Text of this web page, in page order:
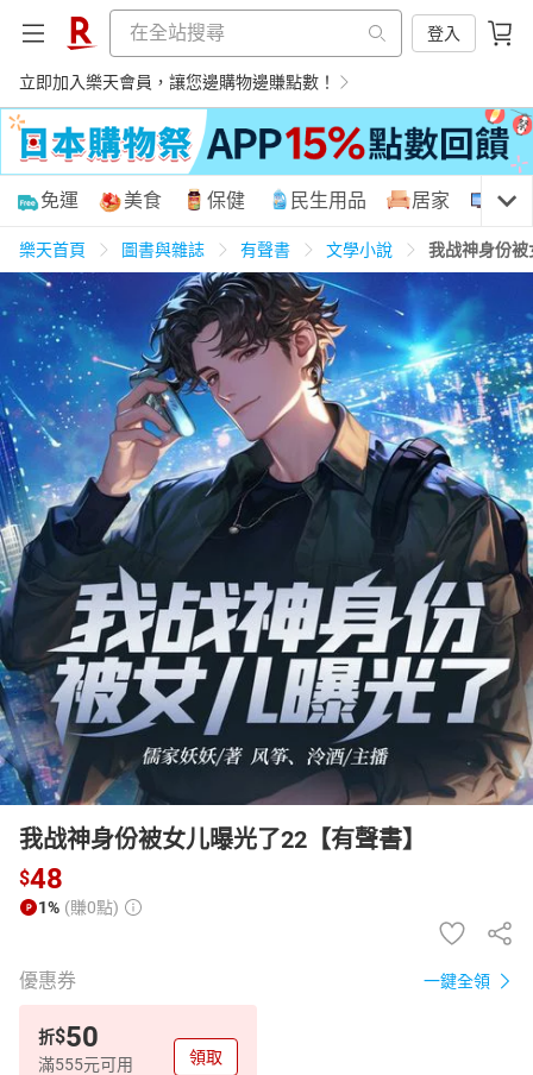
登入
立即加入樂天會員，讓您邊購物邊賺點數！
購物網分類
天天免運 美食蛋糕 養生保健 民生用品
居家生活 3C家電 運動休閒 親子玩具
女裝 化妝保養 情趣用品
日本購物 電子/紙本書
HOT
免運 美食 保健 民生用品 居家 3C
樂天首頁 圖書與雜誌 有聲書 文學小說 我战神身份
我战神身份被女儿曝光了22【有聲書】
$48
1% (賺0點)
優惠券 一鍵全領
折$50
滿555元可用 領取